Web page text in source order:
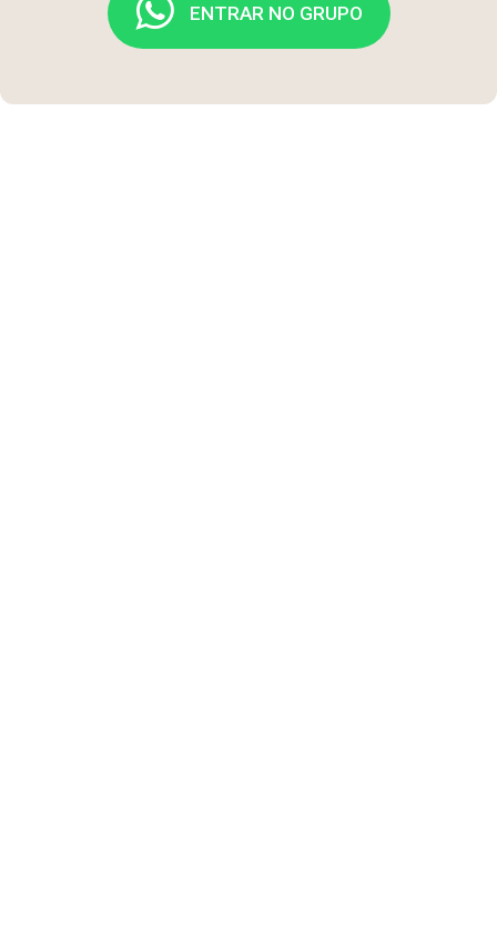
ENTRAR NO GRUPO